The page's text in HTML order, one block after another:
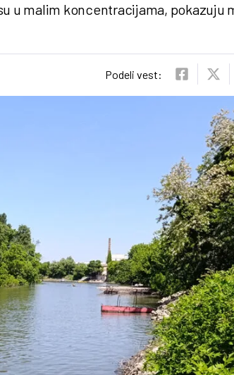
u malim koncentracijama, pokazuju
Podeli vest: